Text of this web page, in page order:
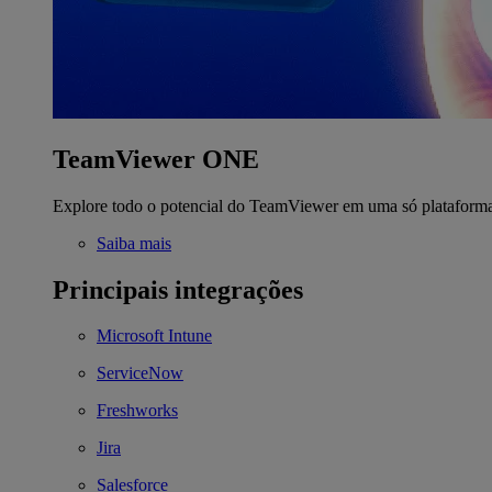
TeamViewer ONE
Explore todo o potencial do TeamViewer em uma só
Saiba mais
Principais integrações
Microsoft Intune
ServiceNow
Freshworks
Jira
Salesforce